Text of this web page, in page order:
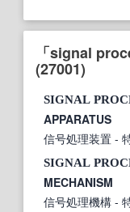
「signal
(27001)
SIGNAL
APPARATUS
信号処理装置 -
SIGNAL
MECHANISM
信号処理機構 -